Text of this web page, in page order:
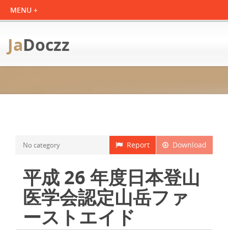
JaDoczz
Download
Report
No category
平成 26 年度日本登山
医学会認定山岳ファ
ーストエイド